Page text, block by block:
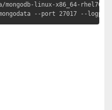
mongodb-linux-x86_64-rhel70-
--port 27017 --